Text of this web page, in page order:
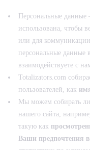
Персональные данные
использована, чтобы
или для
персональные данные
взаимодействуете с
Totalizators.com
пользователей, как
Мы можем собирать
нашего сайта,
такую как
Ваши предпочтения